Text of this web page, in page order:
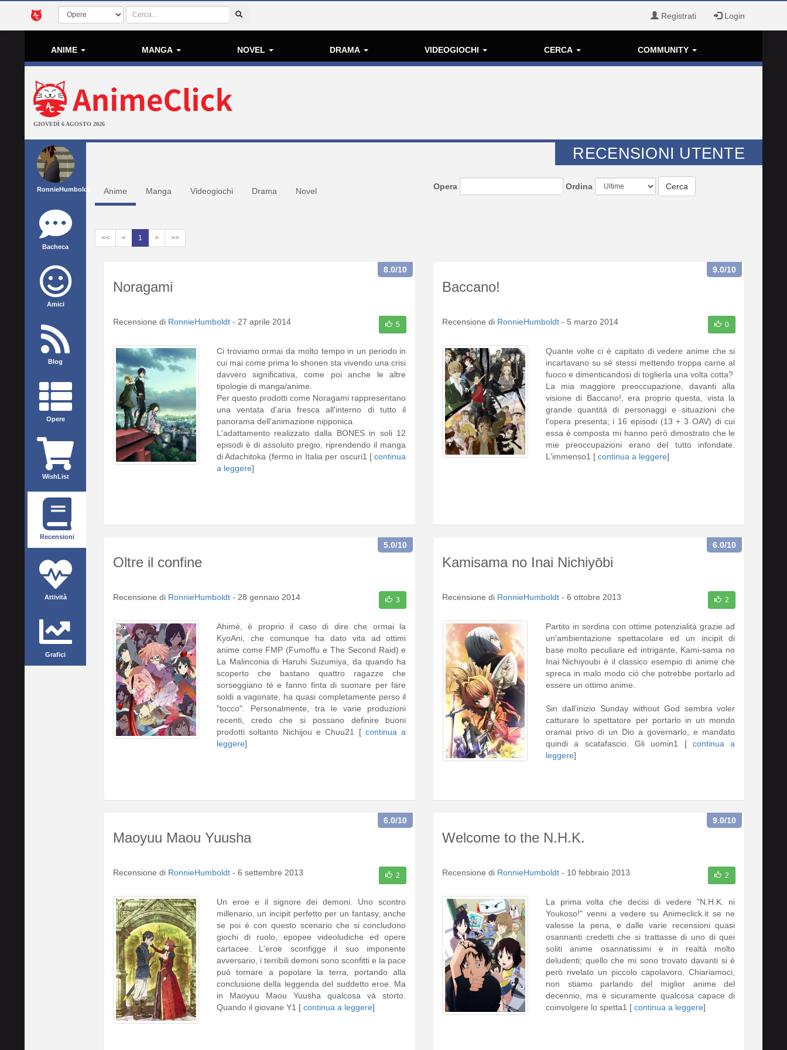
Registrati Login
ANIME MANGA NOVEL DRAMA VIDEOGIOCHI CERCA COMMUNITY
GIOVEDÌ 6 AGOSTO 2026
RonnieHumboldt
Bacheca
Amici
Blog
Opere
WishList
Recensioni
Attività
Grafici
RECENSIONI UTENTE
Anime Manga Videogiochi Drama Novel Opera Ordina Cerca
<< < 1 > >>
Noragami
8.0/10
Recensione di RonnieHumboldt - 27 aprile 2014 5
Ci troviamo ormai da molto tempo in un periodo in
cui mai come prima lo shonen sta vivendo una crisi
davvero significativa, come poi anche le altre
tipologie di manga/anime.
Per questo prodotti come Noragami rappresentano
una ventata d'aria fresca all'interno di tutto il
panorama dell'animazione nipponica.
L'adattamento realizzato dalla BONES in soli 12
episodi è di assoluto pregio, riprendendo il manga
di Adachitoka (fermo in Italia per oscuri1 [continua
a leggere]
Baccano!
9.0/10
Recensione di RonnieHumboldt - 5 marzo 2014 0
Quante volte ci è capitato di vedere anime che si
incartavano su sé stessi mettendo troppa carne al
fuoco e dimenticandosi di toglierla una volta cotta?
La mia maggiore preoccupazione, davanti alla
visione di Baccano!, era proprio questa, vista la
grande quantità di personaggi e situazioni che
l'opera presenta; i 16 episodi (13 + 3 OAV) di cui
essa è composta mi hanno però dimostrato che le
mie preoccupazioni erano del tutto infondate.
L'immenso1 [ continua a leggere]
Oltre il confine
5.0/10
Recensione di RonnieHumboldt - 28 gennaio 2014 3
Ahimé, è proprio il caso di dire che ormai la
KyoAni, che comunque ha dato vita ad ottimi
anime come FMP (Fumoffu e The Second Raid) e
La Malinconia di Haruhi Suzumiya, da quando ha
scoperto che bastano quattro ragazze che
sorseggiano té e fanno finta di suonare per fare
soldi a vagonate, ha quasi completamente perso il
"tocco". Personalmente, tra le varie produzioni
recenti, credo che si possano definire buoni
prodotti soltanto Nichijou e Chuu21 [continua a
leggere]
Kamisama no Inai Nichiyōbi
6.0/10
Recensione di RonnieHumboldt - 6 ottobre 2013 2
Partito in sordina con ottime potenzialità grazie ad
un'ambientazione spettacolare ed un incipit di
base molto peculiare ed intrigante, Kami-sama no
Inai Nichiyoubi è il classico esempio di anime che
spreca in malo modo ciò che potrebbe portarlo ad
essere un ottimo anime.
Sin dall'inizio Sunday without God sembra voler
catturare lo spettatore per portarlo in un mondo
oramai privo di un Dio a governarlo, e mandato
quindi a scatafascio. Gli uomin1 [continua a
leggere]
Maoyuu Maou Yuusha
6.0/10
Recensione di RonnieHumboldt - 6 settembre 2013 2
Un eroe e il signore dei demoni. Uno scontro
millenario, un incipit perfetto per un fantasy, anche
se poi è con questo scenario che si concludono
giochi di ruolo, epopee videoludiche ed opere
cartacee. L'eroe sconfigge il suo imponente
avversario, i terribili demoni sono sconfitti e la pace
può tornare a popolare la terra, portando alla
conclusione della leggenda del suddetto eroe. Ma
in Maoyuu Maou Yuusha qualcosa và storto.
Quando il giovane Y1 [ continua a leggere]
Welcome to the N.H.K.
9.0/10
Recensione di RonnieHumboldt - 10 febbraio 2013 2
La prima volta che decisi di vedere "N.H.K. ni
Youkoso!" venni a vedere su Animeclick.it se ne
valesse la pena, e dalle varie recensioni quasi
osannanti credetti che si trattasse di uno di quei
soliti anime osannatissimi e in realtà molto
deludenti; quello che mi sono trovato davanti si è
però rivelato un piccolo capolavoro. Chiariamoci,
non stiamo parlando del miglior anime del
decennio, ma è sicuramente qualcosa capace di
coinvolgere lo spetta1 [ continua a leggere]